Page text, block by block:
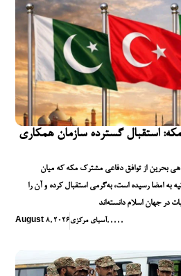
استقبال گسترده سازمان همکاری
بحرین از توافق دفاعی مشترک مکه که میان
به امضا رسیده است، به‌گرمی استقبال کرده و آن را
در جهان اسلام دانسته‌اند
August 8, 2026آسیای مرکزی, , , , ,